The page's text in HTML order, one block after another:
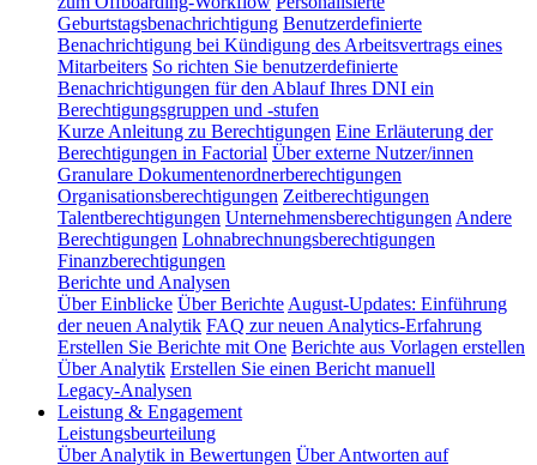
Geburtstagsbenachrichtigung Benutzerdefinierte
Benachrichtigung bei Kündigung des Arbeitsvertrags eines
Mitarbeiters So richten Sie benutzerdefinierte
Benachrichtigungen für den Ablauf Ihres DNI ein
Berechtigungsgruppen und -stufen
Kurze Anleitung zu Berechtigungen Eine Erläuterung der
Berechtigungen in Factorial Über externe Nutzer/innen
Granulare Dokumentenordnerberechtigungen
Organisationsberechtigungen Zeitberechtigungen
Talentberechtigungen Unternehmensberechtigungen Andere
Berechtigungen Lohnabrechnungsberechtigungen
Finanzberechtigungen
Berichte und Analysen
Über Einblicke Über Berichte August-Updates: Einführung
der neuen Analytik FAQ zur neuen Analytics-Erfahrung
Erstellen Sie Berichte mit One Berichte aus Vorlagen erstellen
Über Analytik Erstellen Sie einen Bericht manuell
Legacy-Analysen
Leistung & Engagement
Leistungsbeurteilung
Über Analytik in Bewertungen Über Antworten auf